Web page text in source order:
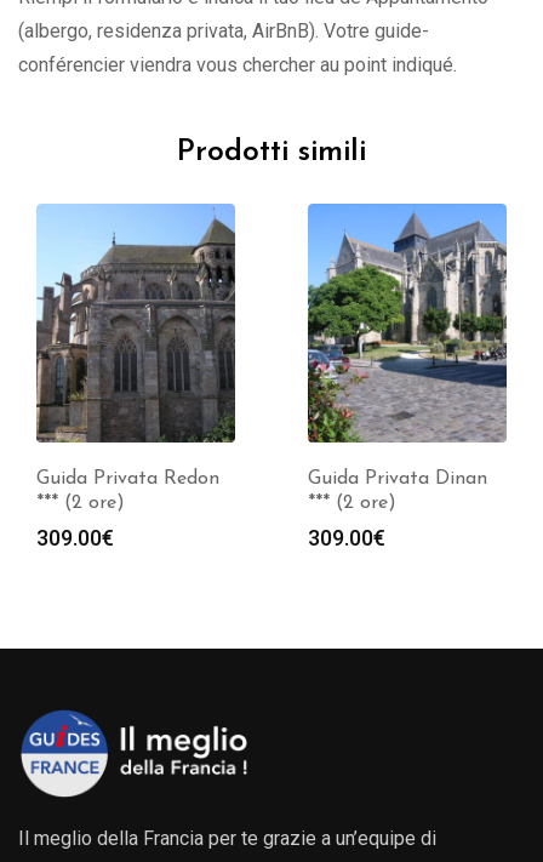
(albergo, residenza privata, AirBnB). Votre guide-
conférencier viendra vous chercher au point indiqué.
Prodotti simili
Guida Privata Dinan
*** (2 ore)
309.00€
Guida Privata
Quimper *** (2 ore)
309.00€
Il meglio della Francia per te grazie a un’equipe di